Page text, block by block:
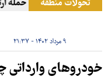
تحولات منطقه حمله
۹ مرداد ۱۴۰۲ - ۲۱:۳۷